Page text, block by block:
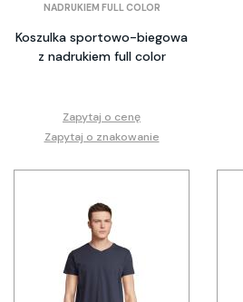
NADRUKIEM FULL COLOR
Koszulka sportowo-biegowa
z nadrukiem full color
Zapytaj o cenę
Zapytaj o znakowanie